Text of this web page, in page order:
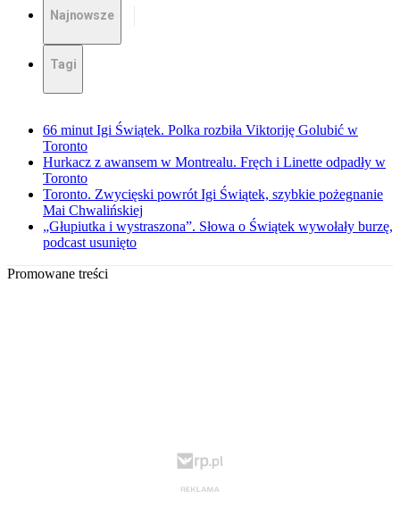
Najnowsze
Tagi
66 minut Igi Świątek. Polka rozbiła Viktoriję Golubić w
Toronto
Hurkacz z awansem w Montrealu. Fręch i Linette odpadły w
Toronto
Toronto. Zwycięski powrót Igi Świątek, szybkie pożegnanie
Mai Chwalińskiej
„Głupiutka i wystraszona”. Słowa o Świątek wywołały burzę,
podcast usunięto
Promowane treści